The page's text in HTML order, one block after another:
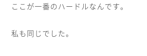
ここが一番のハードルなんです。
私も同じでした。